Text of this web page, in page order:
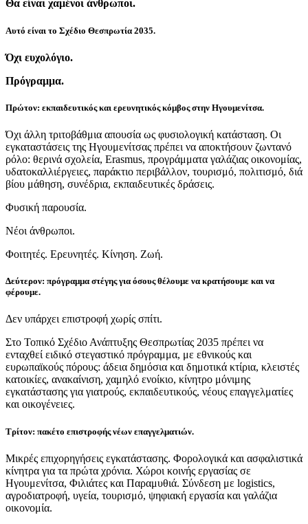
Θα είναι χαμένοι άνθρωποι.
Αυτό είναι το Σχέδιο Θεσπρωτία 2035.
Όχι ευχολόγιο.
Πρόγραμμα.
Πρώτον: εκπαιδευτικός και ερευνητικός κόμβος στην Ηγουμενίτσα.
Όχι άλλη τριτοβάθμια απουσία ως φυσιολογική κατάσταση. Οι
εγκαταστάσεις της Ηγουμενίτσας πρέπει να αποκτήσουν ζωντανό
ρόλο: θερινά σχολεία, Erasmus, προγράμματα γαλάζιας οικονομίας,
υδατοκαλλιέργειες, παράκτιο περιβάλλον, τουρισμό, πολιτισμό, διά
βίου μάθηση, συνέδρια, εκπαιδευτικές δράσεις.
Φυσική παρουσία.
Νέοι άνθρωποι.
Φοιτητές. Ερευνητές. Κίνηση. Ζωή.
Δεύτερον: πρόγραμμα στέγης για όσους θέλουμε να κρατήσουμε και να
φέρουμε.
Δεν υπάρχει επιστροφή χωρίς σπίτι.
Στο Τοπικό Σχέδιο Ανάπτυξης Θεσπρωτίας 2035 πρέπει να
ενταχθεί ειδικό στεγαστικό πρόγραμμα, με εθνικούς και
ευρωπαϊκούς πόρους: άδεια δημόσια και δημοτικά κτίρια, κλειστές
κατοικίες, ανακαίνιση, χαμηλό ενοίκιο, κίνητρο μόνιμης
εγκατάστασης για γιατρούς, εκπαιδευτικούς, νέους επαγγελματίες
και οικογένειες.
Τρίτον: πακέτο επιστροφής νέων επαγγελματιών.
Μικρές επιχορηγήσεις εγκατάστασης. Φορολογικά και ασφαλιστικά
κίνητρα για τα πρώτα χρόνια. Χώροι κοινής εργασίας σε
Ηγουμενίτσα, Φιλιάτες και Παραμυθιά. Σύνδεση με logistics,
αγροδιατροφή, υγεία, τουρισμό, ψηφιακή εργασία και γαλάζια
οικονομία.